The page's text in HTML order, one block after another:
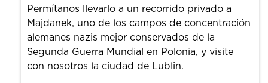
guías de la ciudad para tener el mejor precio y servicio.
Permítanos llevarlo a un recorrido privado a
Majdanek, uno de los campos de concentración
alemanes nazis mejor conservados de la
Segunda Guerra Mundial en Polonia, y visite
con nosotros la ciudad de Lublin.